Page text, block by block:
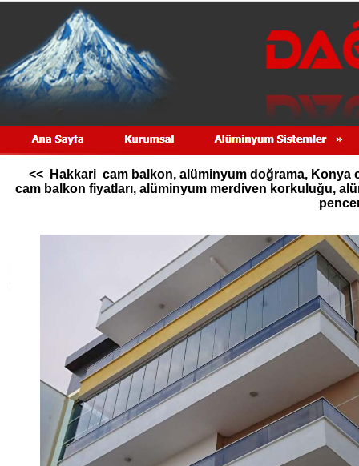
<< Hakkari cam balkon, alüminyum doğrama, Konya
cam balkon fiyatları, alüminyum merdiven korkuluğu,